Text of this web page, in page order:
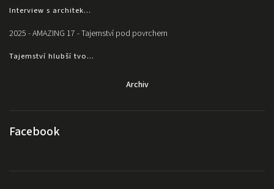
Interview s architek...
2025 - AMAZING 17 - Tajemství pod povrchem
Tajemství hlubší tvo...
Archiv
Facebook